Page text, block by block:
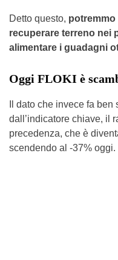
Detto questo, potremmo
recuperare terreno nei
alimentare i guadagni
Oggi FLOKI è
Il dato che invece fa
dall’indicatore chiave, il
precedenza, che è
scendendo al -37% oggi.